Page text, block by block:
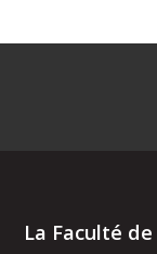
La Faculté